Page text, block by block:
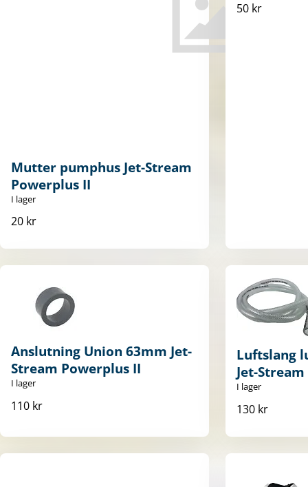
Mutter pumphus Jet-Stream
Powerplus II
I lager
20 kr
50 kr
Anslutning Union 63mm Jet-
Stream Powerplus II
I lager
110 kr
Luftslang
Jet-
I lager
130 kr